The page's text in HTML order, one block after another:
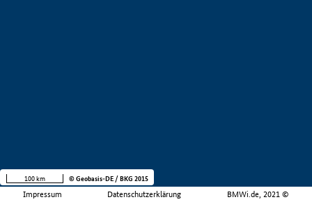
Impressum Datenschutzerklärung BMWi.de, 2021 ©
100 km © Geobasis-DE / BKG 2015